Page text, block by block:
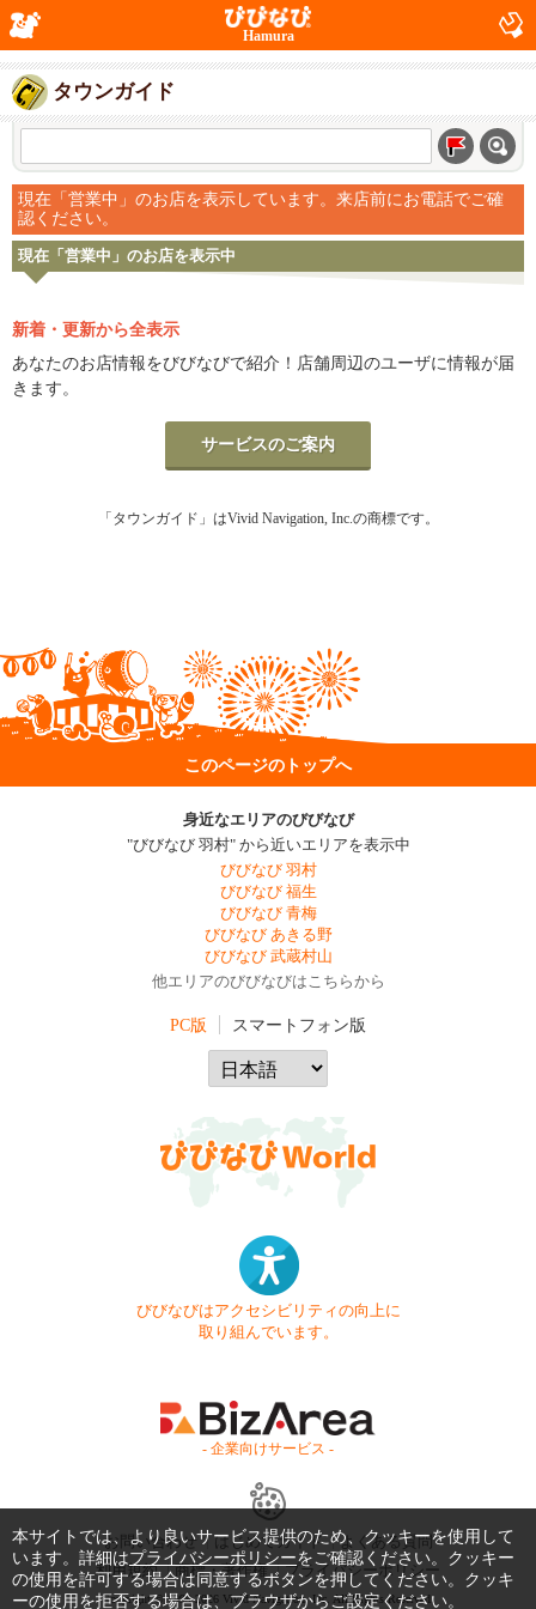
Hamura
タウンガイド
現在「営業中」のお店を表示しています。来店前にお電話でご確
認ください。
現在「営業中」のお店を表示中
新着・更新から全表示
あなたのお店情報をびびなびで紹介！店舗周辺のユーザに情報が届
きます。
サービスのご案内
「タウンガイド」はVivid Navigation, Inc.の商標です。
このページのトップへ
身近なエリアのびびなび
"びびなび 羽村" から近いエリアを表示中
びびなび 羽村
びびなび 福生
びびなび 青梅
びびなび あきる野
びびなび 武蔵村山
他エリアのびびなびはこちらから
PC版 スマートフォン版
びびなびはアクセシビリティの向上に
取り組んでいます。
- 企業向けサービス -
お問い合わせ はじめてガイド
よくある質問
利用規約
商標・著作権 プライバシーポリシー
Copyright © 1999-2026 Vivid Navigation, Inc. All Rights Reserved.
本サイトでは、より良いサービス提供のため、クッキーを使用して
います。詳細はプライバシーポリシーをご確認ください。クッキー
の使用を許可する場合は同意するボタンを押してください。クッキ
ーの使用を拒否する場合は、ブラウザからご設定ください。